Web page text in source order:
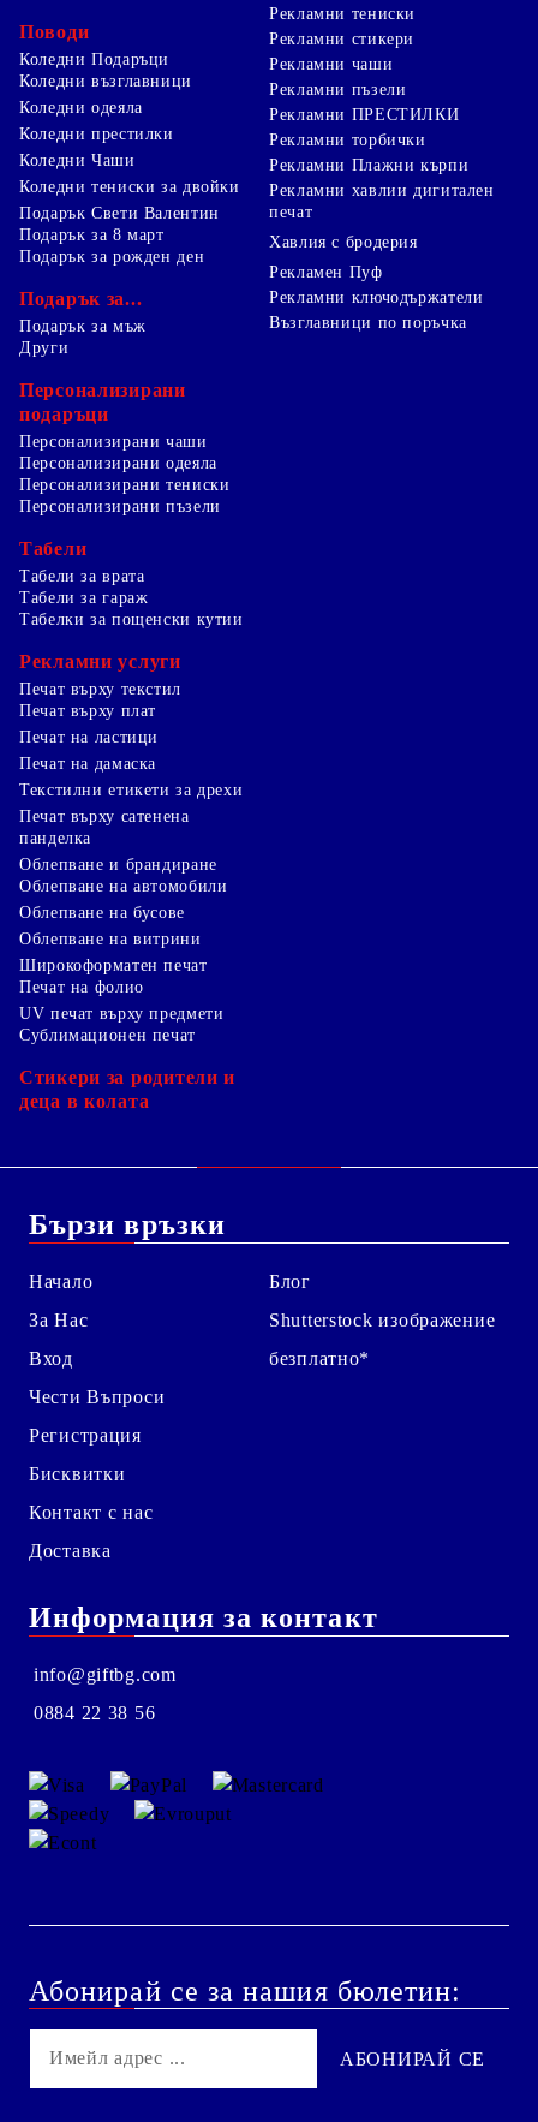
Поводи
Коледни Подаръци
Коледни възглавници
Коледни одеяла
Коледни престилки
Коледни Чаши
Коледни тениски за двойки
Подарък Свети Валентин
Подарък за 8 март
Подарък за рожден ден
Подарък за...
Подарък за мъж
Рекламни тениски
Рекламни стикери
Рекламни чаши
Рекламни пъзели
Рекламни ПРЕСТИЛКИ
Рекламни торбички
Рекламни Плажни кърпи
Рекламни хавлии дигитален
печат
Хавлия с бродерия
Рекламен Пуф
Рекламни ключодържатели
Възглавници по поръчка
Други
Персонализирани
подаръци
Персонализирани чаши
Персонализирани одеяла
Персонализирани тениски
Персонализирани пъзели
Табели
Табели за врата
Табели за гараж
Табелки за пощенски кутии
Рекламни услуги
Печат върху текстил
Печат върху плат
Печат на ластици
Печат на дамаска
Текстилни етикети за дрехи
Печат върху сатенена
панделка
Облепване и брандиране
Облепване на автомобили
Облепване на бусове
Облепване на витрини
Широкоформатен печат
Печат на фолио
UV печат върху предмети
Сублимационен печат
Стикери за родители и
деца в колата
Бързи връзки
Начало
За Нас
Вход
Чести Въпроси
Регистрация
Бисквитки
Контакт с нас
Доставка
Блог
Shutterstock изображение
безплатно*
Информация за контакт
info@giftbg.com
0884 22 38 56
Абонирай се за нашия бюлетин: